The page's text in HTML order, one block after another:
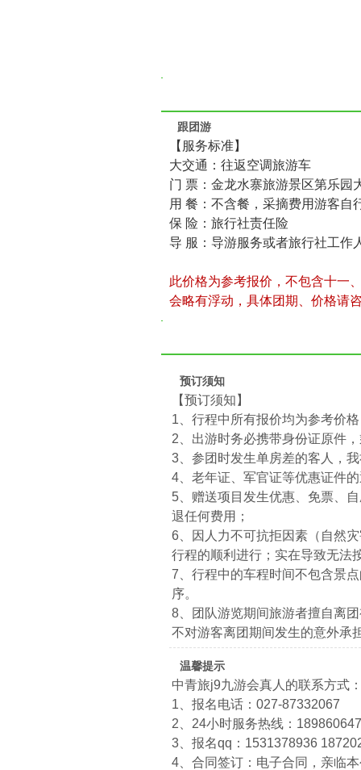
跟团游
【服务标准】
大交通：往返空调旅游车
门 票：金龙水寨旅游景区第乐园
用 餐：不含餐，采摘费用游客自
保 险：旅行社责任险
导 服：导游服务或者旅行社工作
此价格为参考报价，不包含十一
会略有浮动，具体团期、价格请
预订须知
【预订须知】
1、行程中所有报价均为参考价
2、出游时务必携带身份证原件
3、参团时发生单房差的客人，
4、老年证、军官证等优惠证件
5、赠送项目发生优惠、免票、
退任何费用；
6、因人力不可抗拒因素（自然
行程的顺利进行；实在导致无法
7、行程中的车程时间不包含景
序。
8、团队游览期间旅游者擅自离
不对游客离团期间发生的意外承
温馨提示
中青旅j9九游会真人的联系方式
1、报名电话：027-87332067
2、24小时服务热线：
3、报名qq：1531378936
4、合同签订：电子合同，亲临